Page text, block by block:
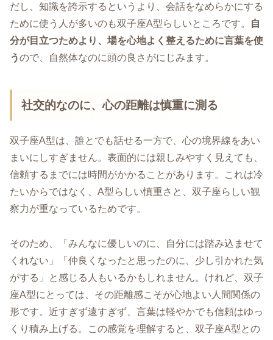
だし、知識を誇示するというより、会話をなめらかにする
ために使う人が多いのも双子座A型らしいところです。
自
分が目立つためより、場を心地よく整えるために言葉を使
うので、自然体なのに頭の良さがにじみます。
社交的なのに、心の距離は慎重に測る
双子座A型は、誰とでも話せる一方で、心の境界線をあい
まいにしすぎません。表面的には親しみやすく見えても、
信頼するまでには時間がかかることがあります。これは冷
たいからではなく、A型らしい慎重さと、双子座らしい観
察力が重なっているためです。
そのため、「みんなに優しいのに、自分には踏み込ませて
くれない」「仲良くなったと思ったのに、少し引かれた気
がする」と感じる人もいるかもしれません。けれど、双子
座A型にとっては、その距離感こそが心地よい人間関係の
形です。近すぎず遠すぎず、言葉は軽やかでも信頼はゆっ
くり積み上げる。この感覚を理解すると、双子座A型との